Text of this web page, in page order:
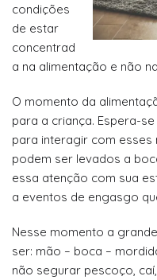
condições
de estar
concentrad
a na alimentação e não
O momento da
para a criança. Espera-
para interagir com
podem ser levados a
essa atenção com sua
a eventos de engasgo
Nesse momento a
ser: mão – boca –
não segurar pescoço,